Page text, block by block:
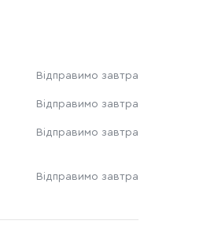
Відправимо завтра
Відправимо завтра
Відправимо завтра
Відправимо завтра